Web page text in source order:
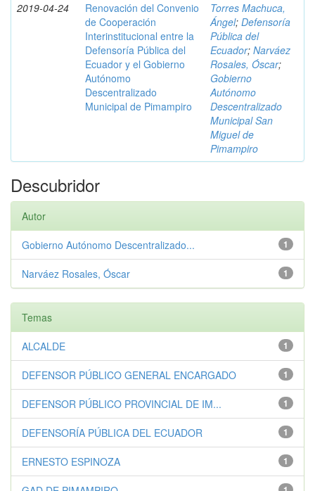
2019-04-24
Renovación del Convenio
de Cooperación
Interinstitucional entre la
Defensoría Pública del
Ecuador y el Gobierno
Autónomo
Descentralizado
Municipal de Pimampiro
Torres Machuca,
Ángel; Defensoría
Pública del
Ecuador; Narváez
Rosales, Óscar;
Gobierno
Autónomo
Descentralizado
Municipal San
Miguel de
Pimampiro
Descubridor
Autor
1
Gobierno Autónomo Descentralizado...
1
Narváez Rosales, Óscar
Temas
1
ALCALDE
1
DEFENSOR PÚBLICO GENERAL ENCARGADO
1
DEFENSOR PÚBLICO PROVINCIAL DE IM...
1
DEFENSORÍA PÚBLICA DEL ECUADOR
1
ERNESTO ESPINOZA